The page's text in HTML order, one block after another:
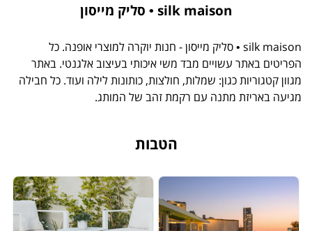
silk maison • סליק מייסון
silk maison • סליק מייסון - חנות יוקרה למוצרי אופנה. כל
הפריטים באתר עשויים מבד משי איכותי בעיצוב אלגנטי. באתר
מגוון קטגוריות כגון: שמלות, חולצות, כותונות לילה ועוד. כל חבילה
מגיעה באריזת מתנה עם רקמת זהב של המותג.
הטבות